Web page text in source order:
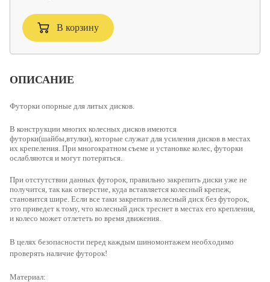
В корзину
ОПИСАНИЕ
Футорки опорные для литых дисков.
В конструкции многих колесных дисков имеются
футорки(шайбы,втулки), которые служат для усиления дисков в местах
их крепеления. При многократном съеме и установке колес, футорки
ослабляются и могут потеряться.
При отстутствии данных футорок, правильно закрепить диски уже не
получится, так как отверстие, куда вставляется колесный крепеж,
становится шире. Если все таки закрепить колесный диск без футорок,
это приведет к тому, что колесный диск треснет в местах его крепления,
и колесо может отлететь во время движения.
В целях безопасности перед каждым шиномонтажем необходимо
проверять наличие футорок!
Материал: